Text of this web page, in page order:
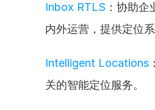
Inbox RTLS ：协助
内外运营，提供定位系
Intelligent Locations
关的智能定位服务。